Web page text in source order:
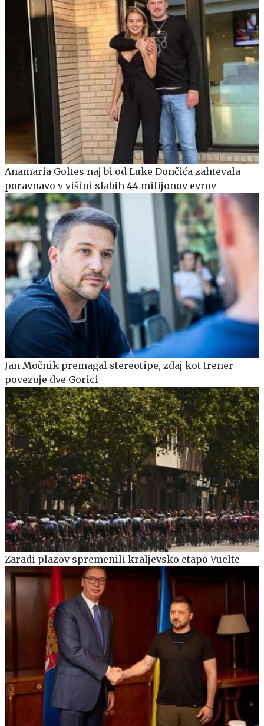
Anamaria Goltes naj bi od Luke Dončića zahtevala
poravnavo v višini slabih 44 milijonov evrov
Jan Močnik premagal stereotipe, zdaj kot trener
povezuje dve Gorici
Zaradi plazov spremenili kraljevsko etapo Vuelte